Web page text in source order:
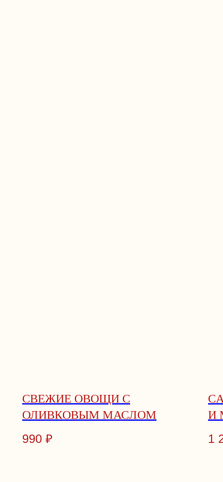
СВЕЖИЕ ОВОЩИ С
ОЛИВКОВЫМ МАСЛОМ
990 ₽
И
1